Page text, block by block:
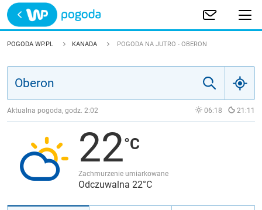
Trwa ładowanie
POLSKA
JAKOŚĆ POWIETRZA
POGODA WP.PL KANADA POGODA NA JUTRO - OBERON
Aktualna pogoda, godz. 2:02 06:18 21:11
22
Zachmurzenie umiarkowane
Odczuwalna 22°C